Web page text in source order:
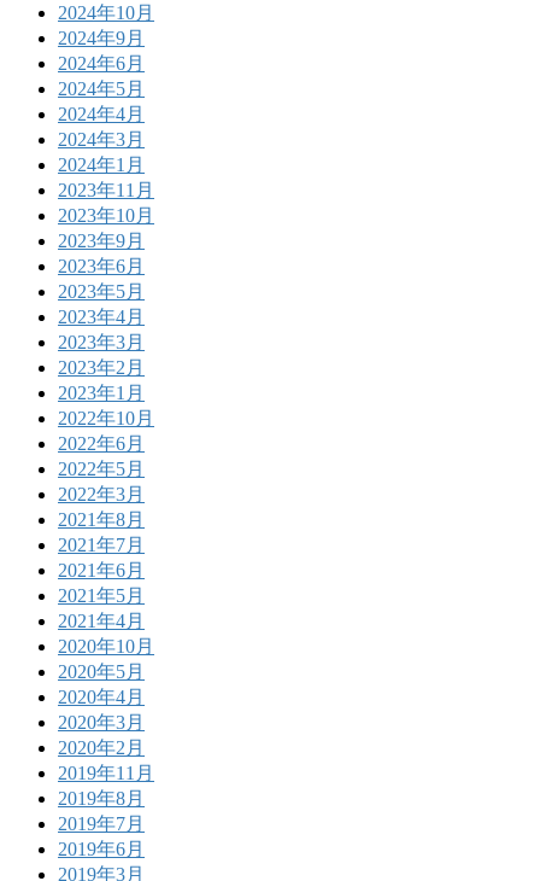
2024年10月
2024年9月
2024年6月
2024年5月
2024年4月
2024年3月
2024年1月
2023年11月
2023年10月
2023年9月
2023年6月
2023年5月
2023年4月
2023年3月
2023年2月
2023年1月
2022年10月
2022年6月
2022年5月
2022年3月
2021年8月
2021年7月
2021年6月
2021年5月
2021年4月
2020年10月
2020年5月
2020年4月
2020年3月
2020年2月
2019年11月
2019年8月
2019年7月
2019年6月
2019年3月